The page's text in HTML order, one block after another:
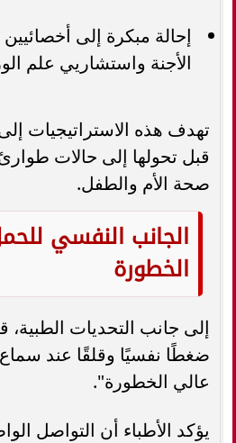
إحالة مبكرة إلى
الأجنة واستشاريي علم
تهدف هذه الاستراتيجيات
قبل تحولها إلى حالات
صحة الأم والطفل.
الجانب النفسي
الخطورة
إلى جانب التحديات الطبية،
ضغطًا نفسيًا وقلقًا عند
عالي الخطورة".
يؤكد الأطباء أن التواصل